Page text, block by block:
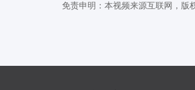
免责申明：本视频来源互联网，版